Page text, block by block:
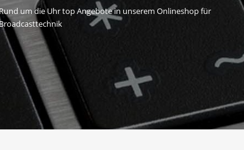
um die Uhr top Angebote in unserem Onlineshop für